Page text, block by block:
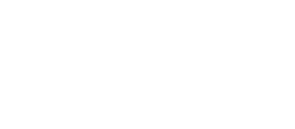
conversaran per
de la missió simulada a Mart